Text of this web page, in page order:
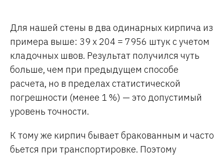
Для нашей стены в два одинарных кирпича из
примера выше: 39 х 204 = 7956 штук с учетом
кладочных швов. Результат получился чуть
больше, чем при предыдущем способе
расчета, но в пределах статистической
погрешности (менее 1 %) — это допустимый
уровень точности.
К тому же кирпич бывает бракованным и часто
бьется при транспортировке. Поэтому